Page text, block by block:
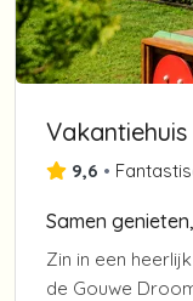
9,6 •
Zin in een
de Gouwe